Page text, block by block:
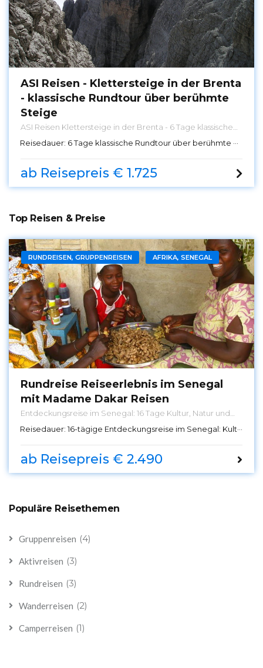
ASI Reisen - Klettersteige in der Brenta
- klassische Rundtour über berühmte
Steige
ASI Reisen Klettersteige in der Brenta - 6 Tage klassische
Reisedauer: 6 Tage klassische Rundtour über berühmte Steige in der Brenta
ab Reisepreis € 1.725
Top Reisen & Preise
RUNDREISEN, GRUPPENREISEN AFRIKA, SENEGAL
Rundreise Reiseerlebnis im Senegal
mit Madame Dakar Reisen
Entdeckungsreise im Senegal: 16 Tage Kultur, Natur und
Rundreise mit Madame Dakar Reisen, die Sie tief in die
Reisedauer: 16-tägige Entdeckungsreise im Senegal: Kultur, Natur und Gastfreundschaft
ab Reisepreis € 2.490
Populäre Reisethemen
Gruppenreisen (4)
Aktivreisen (3)
Rundreisen (3)
Wanderreisen (2)
Camperreisen (1)